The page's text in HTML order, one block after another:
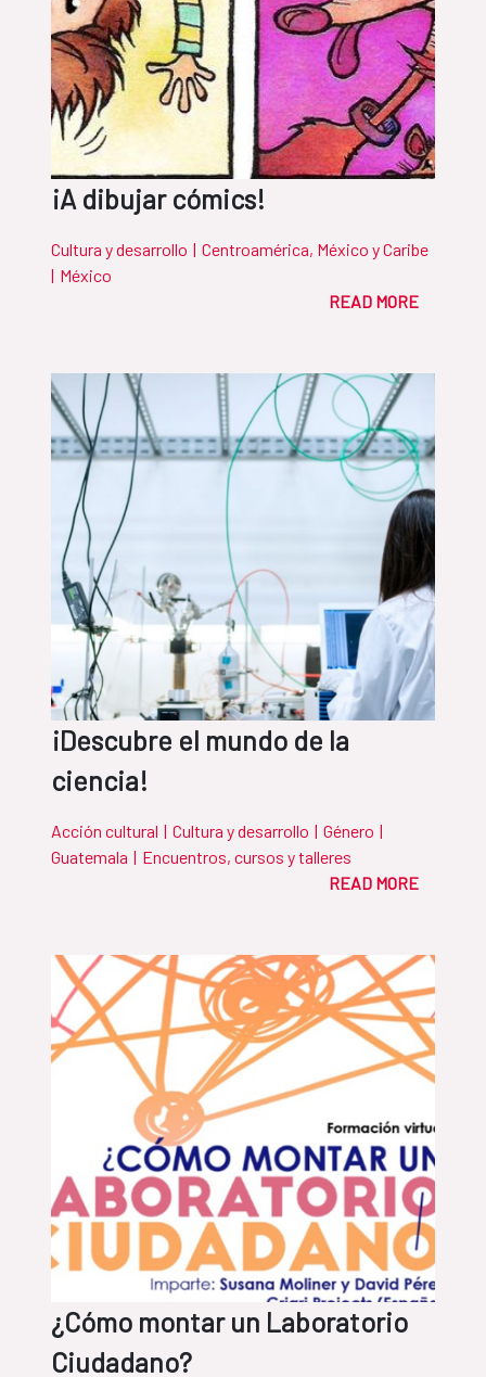
¡A dibujar cómics!
Cultura y desarrollo | Centroamérica, México y Caribe
| México
READ MORE
¡Descubre el mundo de la
ciencia!
Acción cultural | Cultura y desarrollo | Género |
Guatemala | Encuentros, cursos y talleres
READ MORE
¿Cómo montar un Laboratorio
Ciudadano?